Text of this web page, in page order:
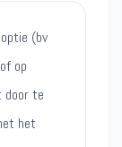
(bv
op
door te
het